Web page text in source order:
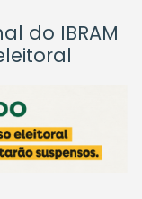
do IBRAM